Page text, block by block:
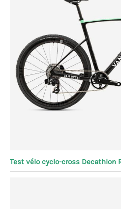
Test vélo cyclo-cross Decathlon